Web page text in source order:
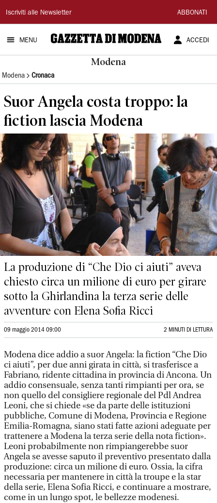
Gazzetta
di
Modena
Iscriviti alle Newsletter ABBONATI
MENU ACCEDI
Modena
Modena Cronaca
Suor Angela costa troppo: la
fiction lascia Modena
La produzione di “Che Dio ci aiuti” aveva
chiesto circa un milione di euro per girare
sotto la Ghirlandina la terza serie delle
avventure con Elena Sofia Ricci
09 maggio 2014 09:00 2 MINUTI DI LETTURA
Modena dice addio a suor Angela: la fiction “Che Dio
ci aiuti”, per due anni girata in città, si trasferisce a
Fabriano, ridente cittadina in provincia di Ancona. Un
addio consensuale, senza tanti rimpianti per ora, se
non quello del consigliere regionale del Pdl Andrea
Leoni, che si chiede «se da parte delle istituzioni
pubbliche, Comune di Modena, Provincia e Regione
Emilia-Romagna, siano stati fatte azioni adeguate per
trattenere a Modena la terza serie della nota fiction».
Leoni probabilmente non rimpiangerebbe suor
Angela se avesse saputo il preventivo presentato dalla
produzione: circa un milione di euro. Ossia, la cifra
necessaria per mantenere in città la troupe e la star
della serie, Elena Sofia Ricci, e continuare a mostrare,
come in un lungo spot, le bellezze modenesi.